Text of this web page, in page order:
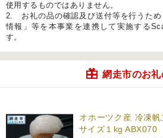
使用するものではありません。
2. お礼の品の確認及び送付等を行うため
情報」等を本事業を連携して実施する
す。
網走市のお礼
オホーツク産 冷凍
サイズ１kg ABX070